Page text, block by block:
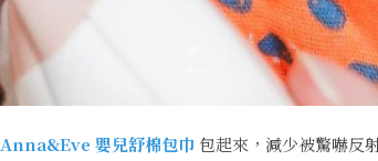
Anna&Eve 嬰兒舒棉包巾包起來，減少被驚嚇反